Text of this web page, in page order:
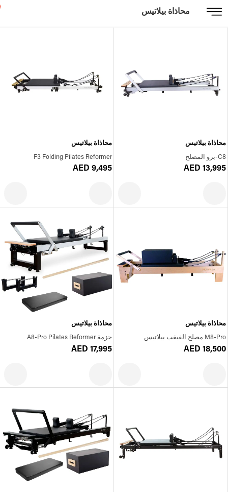
محاذاة بيلاتيس
محاذاة بيلاتيس
C8-برو المصلح
AED 13,995
محاذاة بيلاتيس
F3 Folding Pilates Reformer
AED 9,495
محاذاة بيلاتيس
M8-Pro مصلح القيقب بيلاتيس
AED 18,500
محاذاة بيلاتيس
حزمة A8-Pro Pilates Reformer
AED 17,995